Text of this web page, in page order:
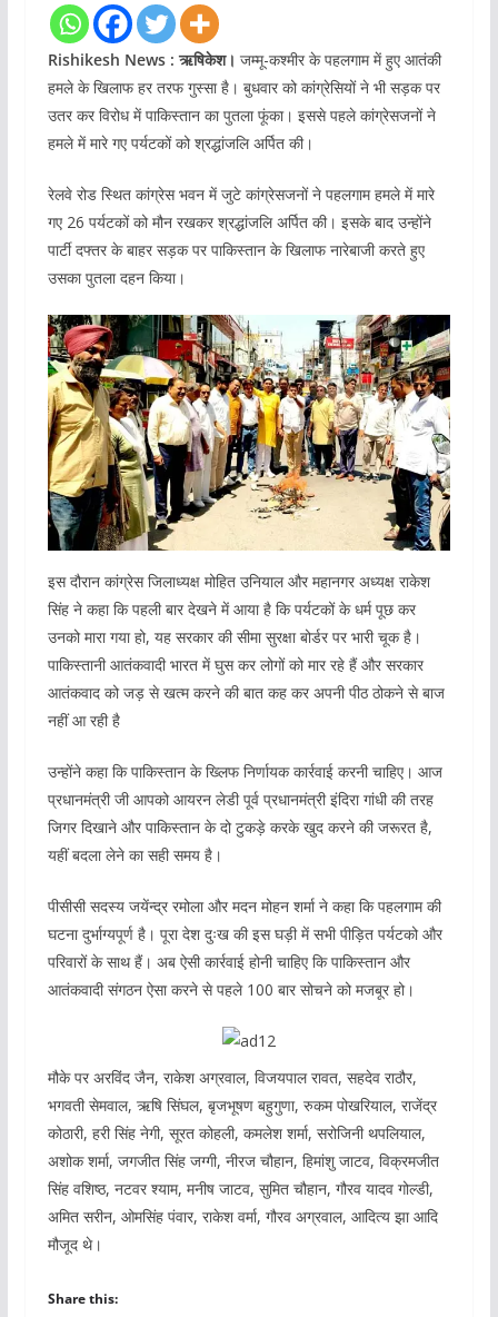
Rishikesh News : ऋषिकेश। जम्मू-कश्मीर के पहलगाम में हुए आतंकी
हमले के खिलाफ हर तरफ गुस्सा है। बुधवार को कांग्रेसियों ने भी सड़क पर
उतर कर विरोध में पाकिस्तान का पुतला फूंका। इससे पहले कांग्रेसजनों ने
हमले में मारे गए पर्यटकों को श्रद्धांजलि अर्पित की।
रेलवे रोड स्थित कांग्रेस भवन में जुटे कांग्रेसजनों ने पहलगाम हमले में मारे
गए 26 पर्यटकों को मौन रखकर श्रद्धांजलि अर्पित की। इसके बाद उन्होंने
पार्टी दफ्तर के बाहर सड़क पर पाकिस्तान के खिलाफ नारेबाजी करते हुए
उसका पुतला दहन किया।
इस दौरान कांग्रेस जिलाध्यक्ष मोहित उनियाल और महानगर अध्यक्ष राकेश
सिंह ने कहा कि पहली बार देखने में आया है कि पर्यटकों के धर्म पूछ कर
उनको मारा गया हो, यह सरकार की सीमा सुरक्षा बोर्डर पर भारी चूक है।
पाकिस्तानी आतंकवादी भारत में घुस कर लोगों को मार रहे हैं और सरकार
आतंकवाद को जड़ से खत्म करने की बात कह कर अपनी पीठ ठोकने से बाज
नहीं आ रही है
उन्होंने कहा कि पाकिस्तान के ख्लिफ निर्णायक कार्रवाई करनी चाहिए। आज
प्रधानमंत्री जी आपको आयरन लेडी पूर्व प्रधानमंत्री इंदिरा गांधी की तरह
जिगर दिखाने और पाकिस्तान के दो टुकड़े करके खुद करने की जरूरत है,
यहीं बदला लेने का सही समय है।
पीसीसी सदस्य जयेंन्द्र रमोला और मदन मोहन शर्मा ने कहा कि पहलगाम की
घटना दुर्भाग्यपूर्ण है। पूरा देश दुःख की इस घड़ी में सभी पीड़ित पर्यटको और
परिवारों के साथ हैं। अब ऐसी कार्रवाई होनी चाहिए कि पाकिस्तान और
आतंकवादी संगठन ऐसा करने से पहले 100 बार सोचने को मजबूर हो।
मौके पर अरविंद जैन, राकेश अग्रवाल, विजयपाल रावत, सहदेव राठौर,
भगवती सेमवाल, ऋषि सिंघल, बृजभूषण बहुगुणा, रुकम पोखरियाल, राजेंद्र
कोठारी, हरी सिंह नेगी, सूरत कोहली, कमलेश शर्मा, सरोजिनी थपलियाल,
अशोक शर्मा, जगजीत सिंह जग्गी, नीरज चौहान, हिमांशु जाटव, विक्रमजीत
सिंह वशिष्ठ, नटवर श्याम, मनीष जाटव, सुमित चौहान, गौरव यादव गोल्डी,
अमित सरीन, ओमसिंह पंवार, राकेश वर्मा, गौरव अग्रवाल, आदित्य झा आदि
मौजूद थे।
Share this: